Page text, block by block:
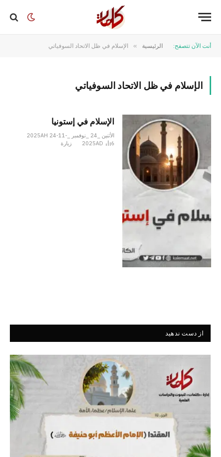
أنت الآن تتصفح: الرئيسية » الإسلام في ظل الاتحاد السوفياتي
الإسلام في ظل الاتحاد السوفياتي
الإسلام في إستونيا
الأثنين _24 _نوفمبر _2025AH 24-11-
2025AD
6 زيارة
از دست ندهید